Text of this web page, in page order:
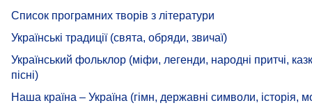
Список програмних творів з літератури
Українські традиції (свята, обряди, звичаї)
Український фольклор (міфи, легенди, народні притчі,
пісні)
Наша країна – Україна (гімн, державні символи, історія,